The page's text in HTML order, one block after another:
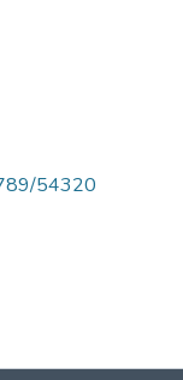
54320